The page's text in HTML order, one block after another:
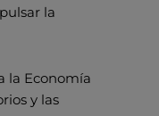
la
la Economía
y las